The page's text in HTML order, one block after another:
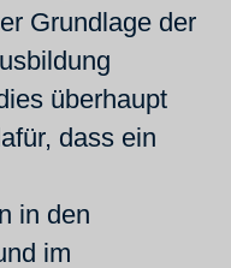
Grundlage der
überhaupt
dass ein
in den
im